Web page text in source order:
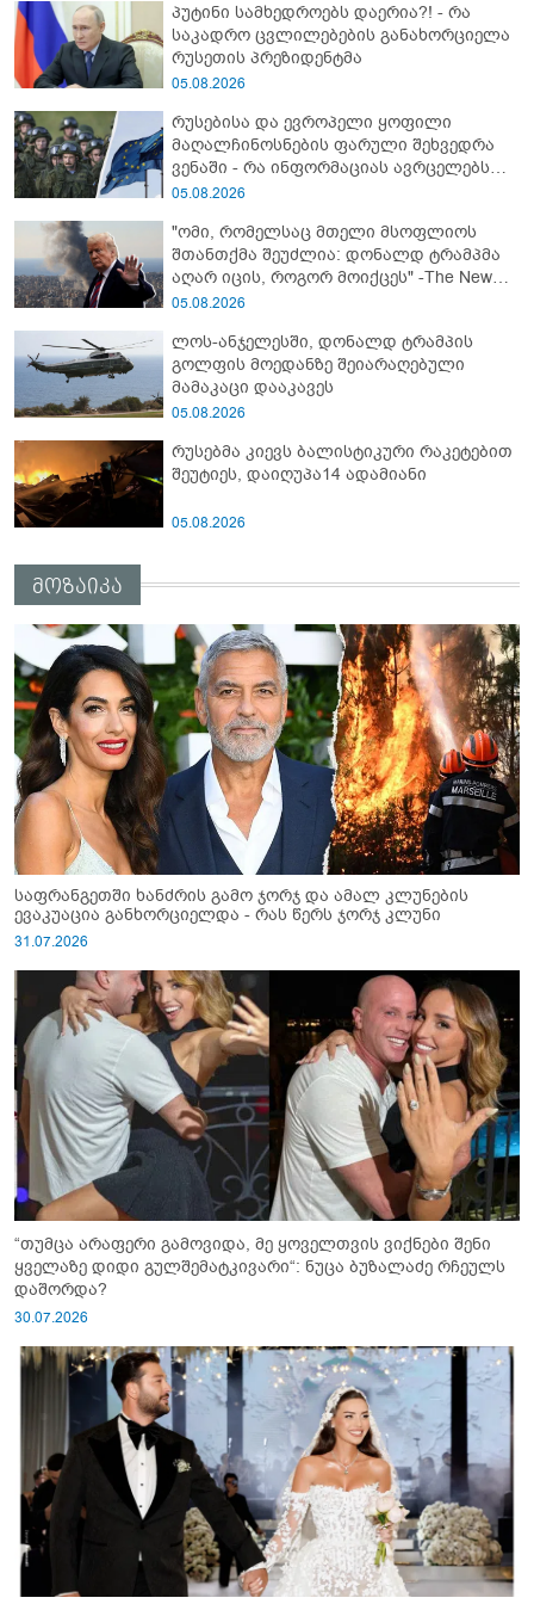
პუტინი სამხედროებს დაერია?! - რა
საკადრო ცვლილებების განახორციელა
რუსეთის პრეზიდენტმა
05.08.2026
რუსებისა და ევროპელი ყოფილი
მაღალჩინოსნების ფარული შეხვედრა
ვენაში - რა ინფორმაციას ავრცელებს
Bloomberg-ი
05.08.2026
"ომი, რომელსაც მთელი მსოფლიოს
შთანთქმა შეუძლია: დონალდ ტრამპმა
აღარ იცის, როგორ მოიქცეს" -The New
York Times
05.08.2026
ლოს-ანჯელესში, დონალდ ტრამპის
გოლფის მოედანზე შეიარაღებული
მამაკაცი დააკავეს
05.08.2026
რუსებმა კიევს ბალისტიკური რაკეტებით
შეუტიეს, დაიღუპა14 ადამიანი
05.08.2026
მოზაიკა
საფრანგეთში ხანძრის გამო ჯორჯ და ამალ კლუნების
ევაკუაცია განხორციელდა - რას წერს ჯორჯ კლუნი
31.07.2026
“თუმცა არაფერი გამოვიდა, მე ყოველთვის ვიქნები შენი
ყველაზე დიდი გულშემატკივარი“: ნუცა ბუზალაძე რჩეულს
დაშორდა?
30.07.2026